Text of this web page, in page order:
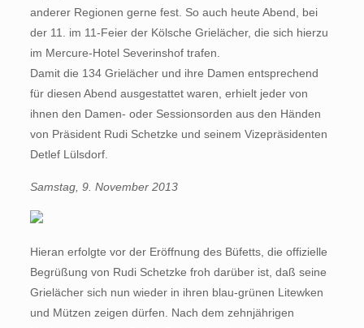
anderer Regionen gerne fest. So auch heute Abend, bei
der 11. im 11-Feier der Kölsche Grielächer, die sich hierzu
im Mercure-Hotel Severinshof trafen.
Damit die 134 Grielächer und ihre Damen entsprechend
für diesen Abend ausgestattet waren, erhielt jeder von
ihnen den Damen- oder Sessionsorden aus den Händen
von Präsident Rudi Schetzke und seinem Vizepräsidenten
Detlef Lülsdorf.
Samstag, 9. November 2013
Hieran erfolgte vor der Eröffnung des Büfetts, die offizielle
Begrüßung von Rudi Schetzke froh darüber ist, daß seine
Grielächer sich nun wieder in ihren blau-grünen Litewken
und Mützen zeigen dürfen. Nach dem zehnjährigen